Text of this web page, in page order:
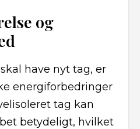
og
have nyt tag, er
energiforbedringer
tag kan
betydeligt, hvilket